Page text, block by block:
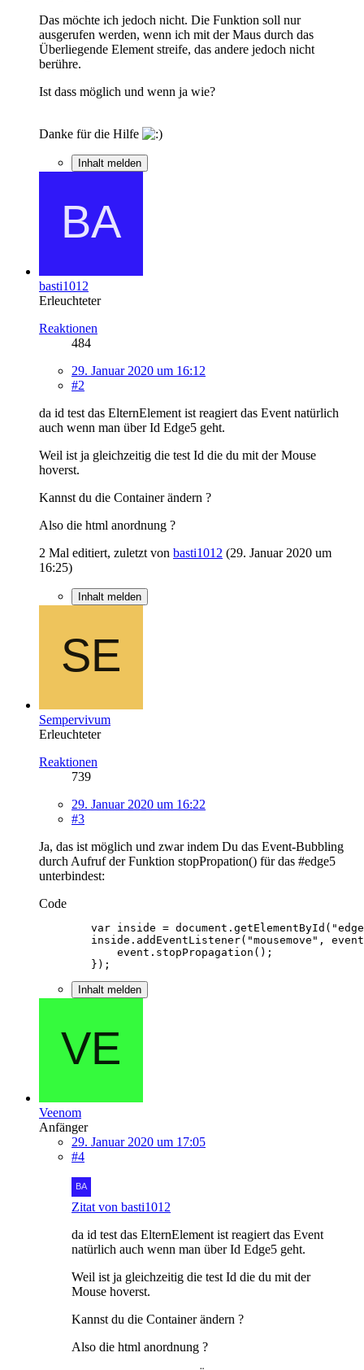
Das möchte ich jedoch nicht. Die Funktion soll nur
ausgerufen werden, wenn ich mit der Maus durch das
Überliegende Element streife, das andere jedoch nicht
berühre.
Ist dass möglich und wenn ja wie?
Danke für die Hilfe
Inhalt melden
basti1012
Erleuchteter
Reaktionen
484
29. Januar 2020 um 16:12
#2
da id test das ElternElement ist reagiert das Event natürlich
auch wenn man über Id Edge5 geht.
Weil ist ja gleichzeitig die test Id die du mit der Mouse
hoverst.
Kannst du die Container ändern ?
Also die html anordnung ?
2 Mal editiert, zuletzt von basti1012 (29. Januar 2020 um
16:25)
Inhalt melden
Sempervivum
Erleuchteter
Reaktionen
739
29. Januar 2020 um 16:22
#3
Ja, das ist möglich und zwar indem Du das Event-Bubbling
durch Aufruf der Funktion stopPropation() für das #edge5
unterbindest:
Code
        });
Inhalt melden
Veenom
Anfänger
29. Januar 2020 um 17:05
#4
Zitat von basti1012
da id test das ElternElement ist reagiert das Event
natürlich auch wenn man über Id Edge5 geht.
Weil ist ja gleichzeitig die test Id die du mit der
Mouse hoverst.
Kannst du die Container ändern ?
Also die html anordnung ?